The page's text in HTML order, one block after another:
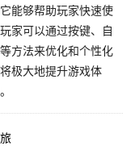
能够帮助玩家快速使
家可以通过按键、自
方法来优化和个性化
极大地提升游戏体